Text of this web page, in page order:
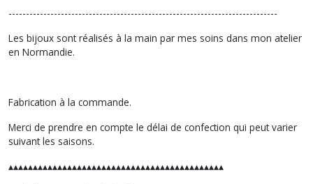
-----------------------------------------------------------------------------
Les bijoux sont réalisés à la main par mes soins dans mon atelier
en Normandie.
Fabrication à la commande.
Merci de prendre en compte le délai de confection qui peut varier
suivant les saisons.
▴▴▴▴▴▴▴▴▴▴▴▴▴▴▴▴▴▴▴▴▴▴▴▴▴▴▴▴▴▴▴▴▴▴▴▴▴▴▴▴▴▴▴▴